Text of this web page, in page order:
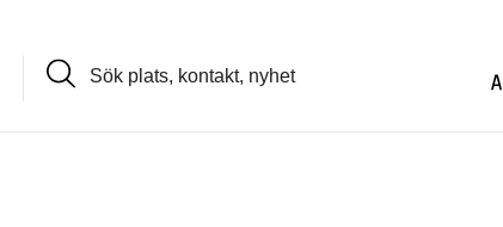
Sök
plats,
kontakt,